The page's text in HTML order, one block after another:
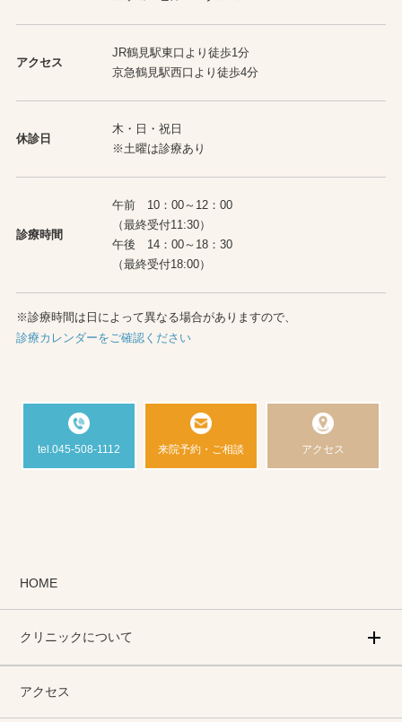
アクセス
JR鶴見駅東口より徒歩1分
京急鶴見駅西口より徒歩4分
休診日
木・日・祝日
※土曜は診療あり
診療時間
午前 10：00～12：00
（最終受付11:30）
午後 14：00～18：30
（最終受付18:00）
※診療時間は日によって異なる場合がありますので、
診療カレンダーをご確認ください
tel.045-508-1112 来院予約・ご相談 アクセス
HOME
クリニックについて
アクセス